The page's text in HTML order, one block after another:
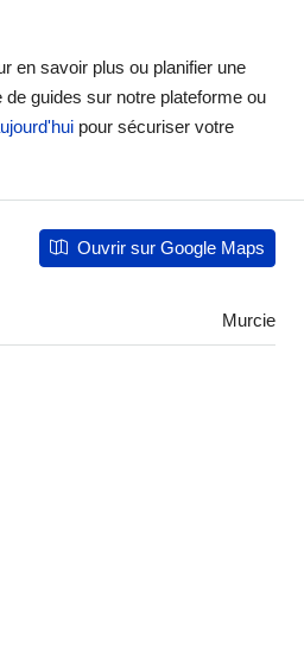
en savoir plus ou planifier une
guides sur notre plateforme ou
pour sécuriser votre
Ouvrir sur Google Maps
Murcie